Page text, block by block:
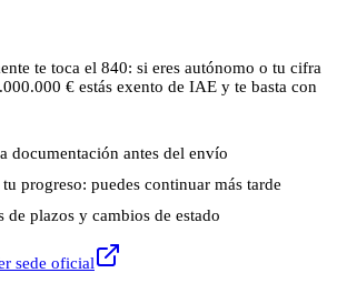
te toca el 840: si eres autónomo o tu cifra
€ estás exento de IAE y te basta con
documentación antes del envío
progreso: puedes continuar más tarde
de plazos y cambios de estado
sede oficial